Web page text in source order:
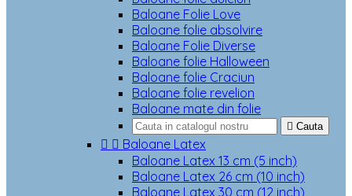
Baloane Folie Love
Baloane folie absolvire
Baloane Folie Diverse
Baloane folie Halloween
Baloane folie Craciun
Baloane folie revelion
Baloane mate din folie
 Cauta
  Baloane Latex
Baloane Latex 13 cm (5 inch)
Baloane Latex 26 cm (10 inch)
Baloane Latex 30 cm (12 inch)